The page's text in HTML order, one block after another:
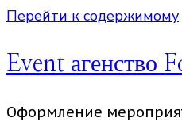
Перейти к содержимому
Event агенство
Оформление